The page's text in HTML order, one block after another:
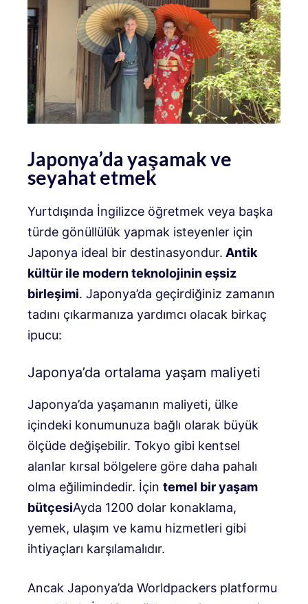
Japonya’da yaşamak ve
seyahat etmek
Yurtdışında İngilizce öğretmek veya başka
türde gönüllülük yapmak isteyenler için
Japonya ideal bir destinasyondur. Antik
kültür ile modern teknolojinin eşsiz
birleşimi. Japonya’da geçirdiğiniz zamanın
tadını çıkarmanıza yardımcı olacak birkaç
ipucu:
Japonya’da ortalama yaşam maliyeti
Japonya’da yaşamanın maliyeti, ülke
içindeki konumunuza bağlı olarak büyük
ölçüde değişebilir. Tokyo gibi kentsel
alanlar kırsal bölgelere göre daha pahalı
olma eğilimindedir. İçin temel bir yaşam
bütçesiAyda 1200 dolar konaklama,
yemek, ulaşım ve kamu hizmetleri gibi
ihtiyaçları karşılamalıdır.
Ancak Japonya’da Worldpackers platformu